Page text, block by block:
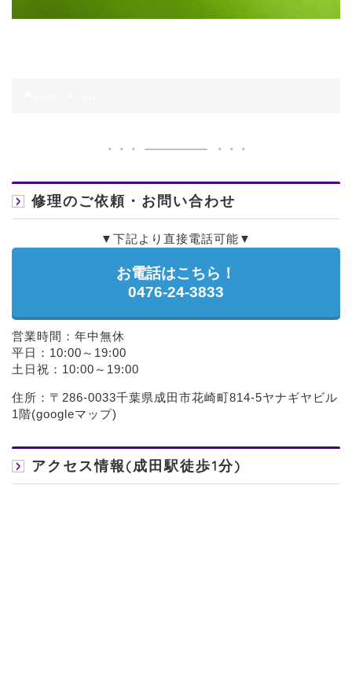
修理のご依頼・お問い合わせ
▼下記より直接電話可能▼
お電話はこちら！
0476-24-3833
営業時間：年中無休
平日：10:00～19:00
土日祝：10:00～19:00
住所：〒286-0033千葉県成田市花崎町814-5ヤナギヤビル
1階(googleマップ)
アクセス情報(成田駅徒歩1分)